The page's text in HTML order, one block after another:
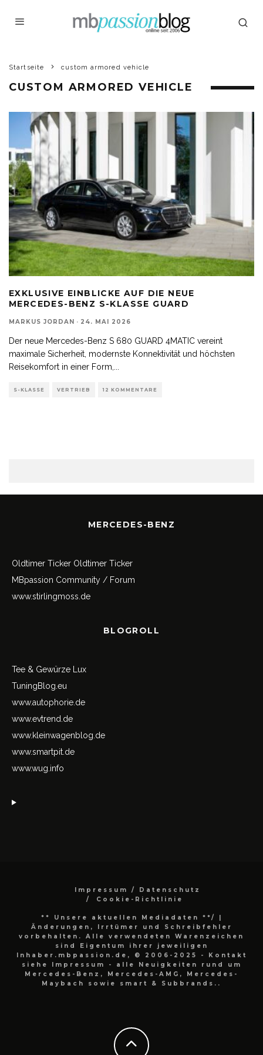
Startseite custom armored vehicle
CUSTOM ARMORED VEHICLE
EXKLUSIVE EINBLICKE AUF DIE NEUE
MERCEDES-BENZ S-KLASSE GUARD
MARKUS JORDAN · 24. MAI 2026
Der neue Mercedes-Benz S 680 GUARD 4MATIC vereint
maximale Sicherheit, modernste Konnektivität und höchsten
Reisekomfort in einer Form,
S-KLASSE VERTRIEB 12 KOMMENTARE
MERCEDES-BENZ
Oldtimer Ticker Oldtimer Ticker
MBpassion Community / Forum
www.stirlingmoss.de
BLOGROLL
Tee & Gewürze Lux
TuningBlog.eu
www.autophorie.de
www.evtrend.de
www.kleinwagenblog.de
www.smartpit.de
www.wug.info
Impressum / Datenschutz
Cookie-Richtlinie
** Unsere aktuellen Mediadaten **/
|
Änderungen, Irrtümer und Schreibfehler
vorbehalten. Alle verwendeten Warenzeichen
sind Eigentum ihrer jeweiligen
Inhaber.mbpassion.de, © 2006-2025 - Kontakt
siehe Impressum - alle Neuigkeiten rund um
Mercedes-Benz, Mercedes-AMG, Mercedes-
Maybach sowie smart & Subbrands..